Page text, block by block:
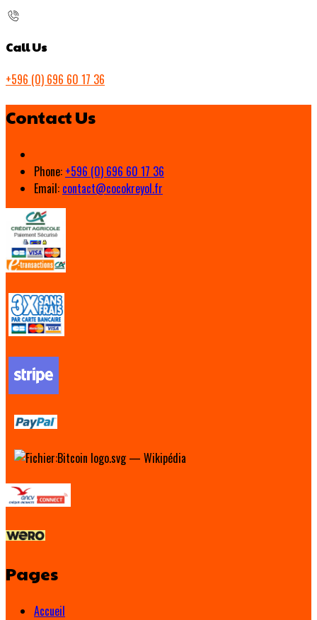
Call Us
+596 (0) 696 60 17 36
Contact Us
Phone: +596 (0) 696 60 17 36
Email: contact@cocokreyol.fr
Pages
Accueil